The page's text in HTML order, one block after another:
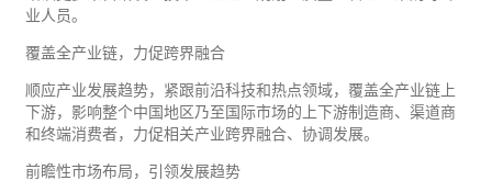
业人员。
覆盖全产业链，力促跨界融合
顺应产业发展趋势，紧跟前沿科技和热点领域，覆盖全产业链上
下游，影响整个中国地区乃至国际市场的上下游制造商、渠道商
和终端消费者，力促相关产业跨界融合、协调发展。
前瞻性市场布局，引领发展趋势